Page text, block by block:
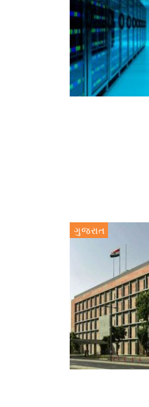
ગુજરાત